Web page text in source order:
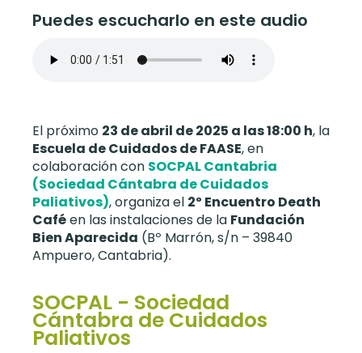
Puedes escucharlo en este audio
El próximo 23 de abril de 2025 a las 18:00 h, la
Escuela de Cuidados de FAASE, en
colaboración con SOCPAL Cantabria
(Sociedad Cántabra de Cuidados
Paliativos), organiza el 2º Encuentro Death
Caféen las instalaciones de la Fundación
Bien Aparecida (Bº Marrón, s/n – 39840
Ampuero, Cantabria).
SOCPAL - Sociedad
Cántabra de Cuidados
Paliativos